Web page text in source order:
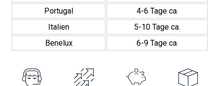
Portugal
4-6 Tage ca.
Italien
5-10 Tage ca.
Benelux
6-9 Tage ca.